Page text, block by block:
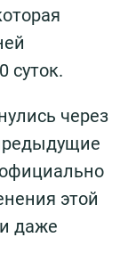
суток.
через
этой
даже